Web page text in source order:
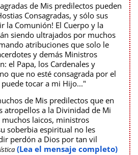
de Mis predilectos pueden
Consagradas, y sólo sus
la Comunión! El Cuerpo y la
siendo ultrajados por muchos
atribuciones que solo le
y demás Ministros
el Papa, los Cardenales y
que no esté consagrada por el
tocar a mi Hijo..."
de Mis predilectos que en
atropellos a la Divinidad de Mi
laicos, ministros
soberbia espiritual no les
perdón a Dios por tan vil
(Lea el mensaje completo)